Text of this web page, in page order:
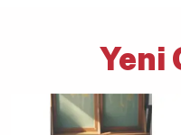
Yeni